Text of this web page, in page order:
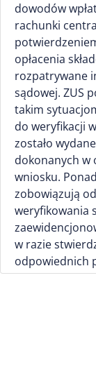
dowodów
rachunki
opłacenia
rozpatrywane
sądowej. ZUS
takim
do weryfikacji
zostało
dokonanych w
wniosku.
zobowiązują
weryfikowania
w razie
odpowiednich